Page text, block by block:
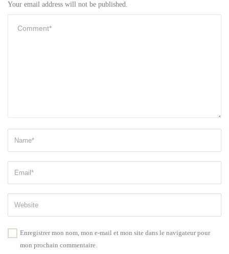
Your email address will not be published.
Enregistrer mon nom, mon e-mail et mon site dans le navigateur pour
mon prochain commentaire.